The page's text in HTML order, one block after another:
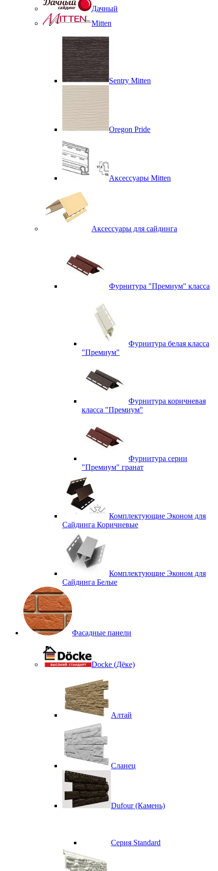
Дачный
Mitten
Sentry Mitten
Oregon Pride
Аксессуары Mitten
Аксессуары для сайдинга
Фурнитура "Премиум" класса
Фурнитура белая класса
"Премиум"
Фурнитура коричневая
класса "Премиум"
Фурнитура серии
"Премиум" гранат
Комплектующие Эконом для
Сайдинга Коричневые
Комплектующие Эконом для
Сайдинга Белые
Фасадные панели
Docke (Дёке)
Алтай
Сланец
Dufour (Камень)
Серия Standard